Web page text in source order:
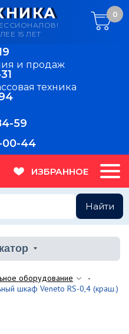
и продаж
техника
59
00-44
15 ЛЕТ
0
ИЗБРАННОЕ
Найти
оборудование
шкаф Veneto RS-0,4 (краш.)